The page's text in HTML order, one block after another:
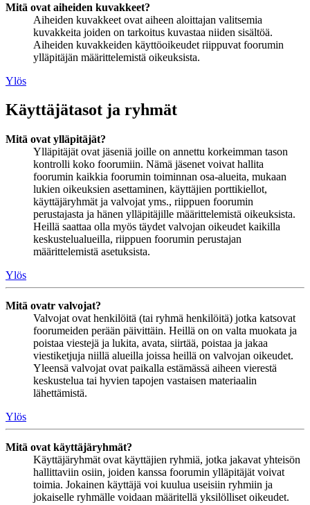
Mitä ovat aiheiden kuvakkeet?
Aiheiden kuvakkeet ovat aiheen aloittajan valitsemia
kuvakkeita joiden on tarkoitus kuvastaa niiden sisältöä.
Aiheiden kuvakkeiden käyttöoikeudet riippuvat foorumin
ylläpitäjän määrittelemistä oikeuksista.
Ylös
Käyttäjätasot ja ryhmät
Mitä ovat ylläpitäjät?
Ylläpitäjät ovat jäseniä joille on annettu korkeimman tason
kontrolli koko foorumiin. Nämä jäsenet voivat hallita
foorumin kaikkia foorumin toiminnan osa-alueita, mukaan
lukien oikeuksien asettaminen, käyttäjien porttikiellot,
käyttäjäryhmät ja valvojat yms., riippuen foorumin
perustajasta ja hänen ylläpitäjille määrittelemistä oikeuksista.
Heillä saattaa olla myös täydet valvojan oikeudet kaikilla
keskustelualueilla, riippuen foorumin perustajan
määrittelemistä asetuksista.
Ylös
Mitä ovatr valvojat?
Valvojat ovat henkilöitä (tai ryhmä henkilöitä) jotka katsovat
foorumeiden perään päivittäin. Heillä on on valta muokata ja
poistaa viestejä ja lukita, avata, siirtää, poistaa ja jakaa
viestiketjuja niillä alueilla joissa heillä on valvojan oikeudet.
Yleensä valvojat ovat paikalla estämässä aiheen vierestä
keskustelua tai hyvien tapojen vastaisen materiaalin
lähettämistä.
Ylös
Mitä ovat käyttäjäryhmät?
Käyttäjäryhmät ovat käyttäjien ryhmiä, jotka jakavat yhteisön
hallittaviin osiin, joiden kanssa foorumin ylläpitäjät voivat
toimia. Jokainen käyttäjä voi kuulua useisiin ryhmiin ja
jokaiselle ryhmälle voidaan määritellä yksilölliset oikeudet.